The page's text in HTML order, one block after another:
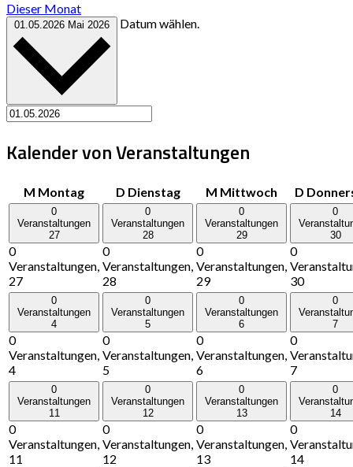
Dieser Monat
01.05.2026 Mai 2026 Datum wählen.
Kalender von Veranstaltungen
M Montag D Dienstag M Mittwoch D
0
Veranstaltungen
27
0
Veranstaltungen,
27
0
Veranstaltungen
28
0
Veranstaltungen,
28
0
Veranstaltungen
29
0
Veranstaltungen,
29
0
30
0
30
0
Veranstaltungen
4
0
Veranstaltungen,
4
0
Veranstaltungen
5
0
Veranstaltungen,
5
0
Veranstaltungen
6
0
Veranstaltungen,
6
0
7
0
7
0
Veranstaltungen
11
0
Veranstaltungen,
11
0
Veranstaltungen
12
0
Veranstaltungen,
12
0
Veranstaltungen
13
0
Veranstaltungen,
13
0
14
0
14